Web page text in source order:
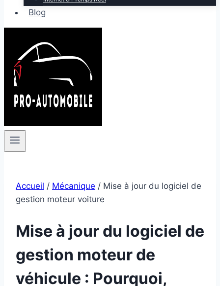
Blog
Accueil / Mécanique / Mise à jour du logiciel de
gestion moteur voiture
Mise à jour du logiciel de
gestion moteur de
véhicule : Pourquoi,